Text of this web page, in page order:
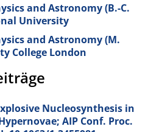
and Astronomy (B.-C.
University
and Astronomy (M.
College London
Nucleosynthesis in
AIP Conf. Proc.